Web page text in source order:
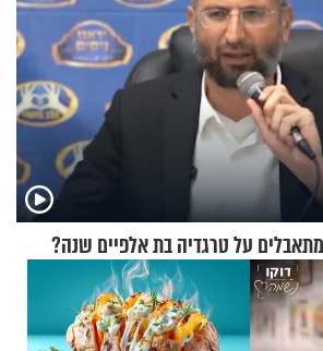
על טרגדיה בת אלפיים שנה?